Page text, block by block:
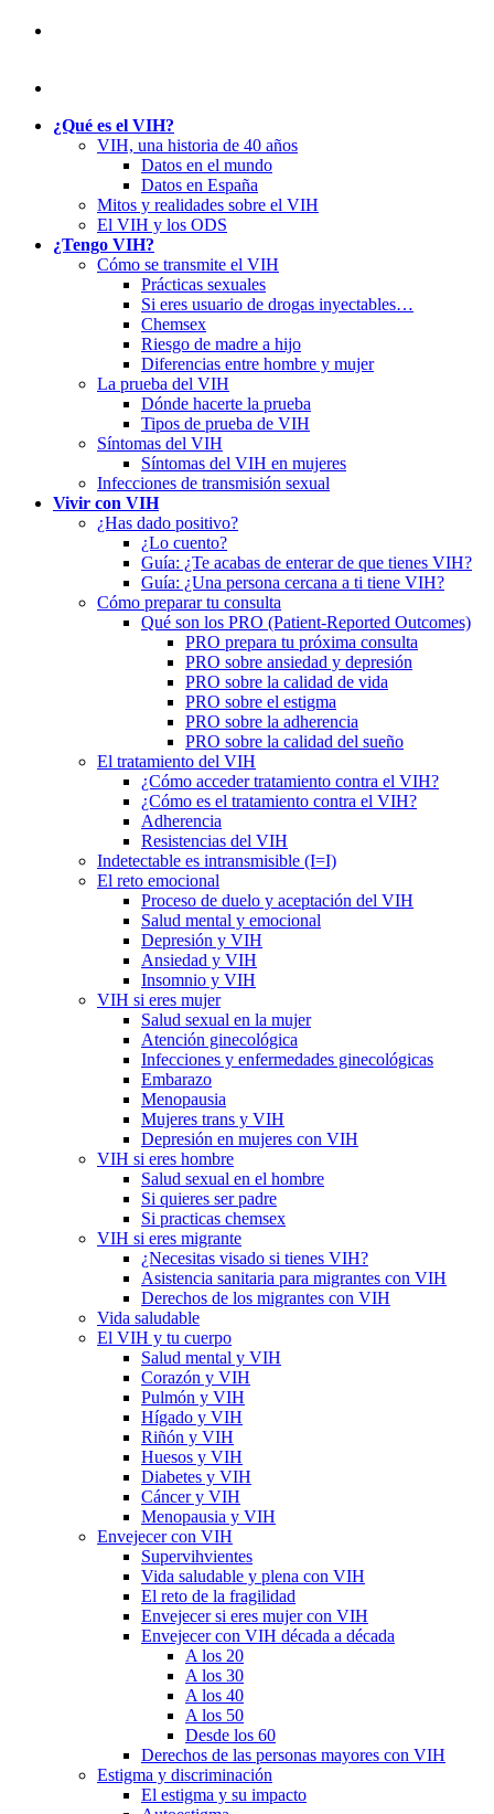
¿Qué es el VIH?
VIH, una historia de 40 años
Datos en el mundo
Datos en España
Mitos y realidades sobre el VIH
El VIH y los ODS
¿Tengo VIH?
Cómo se transmite el VIH
Prácticas sexuales
Si eres usuario de drogas inyectables…
Chemsex
Riesgo de madre a hijo
Diferencias entre hombre y mujer
La prueba del VIH
Dónde hacerte la prueba
Tipos de prueba de VIH
Síntomas del VIH
Síntomas del VIH en mujeres
Infecciones de transmisión sexual
Vivir con VIH
¿Has dado positivo?
¿Lo cuento?
Guía: ¿Te acabas de enterar de que tienes VIH?
Guía: ¿Una persona cercana a ti tiene VIH?
Cómo preparar tu consulta
Qué son los PRO (Patient-Reported Outcomes)
PRO prepara tu próxima consulta
PRO sobre ansiedad y depresión
PRO sobre la calidad de vida
PRO sobre el estigma
PRO sobre la adherencia
PRO sobre la calidad del sueño
El tratamiento del VIH
¿Cómo acceder tratamiento contra el VIH?
¿Cómo es el tratamiento contra el VIH?
Adherencia
Resistencias del VIH
Indetectable es intransmisible (I=I)
El reto emocional
Proceso de duelo y aceptación del VIH
Salud mental y emocional
Depresión y VIH
Ansiedad y VIH
Insomnio y VIH
VIH si eres mujer
Salud sexual en la mujer
Atención ginecológica
Infecciones y enfermedades ginecológicas
Embarazo
Menopausia
Mujeres trans y VIH
Depresión en mujeres con VIH
VIH si eres hombre
Salud sexual en el hombre
Si quieres ser padre
Si practicas chemsex
VIH si eres migrante
¿Necesitas visado si tienes VIH?
Asistencia sanitaria para migrantes con VIH
Derechos de los migrantes con VIH
Vida saludable
El VIH y tu cuerpo
Salud mental y VIH
Corazón y VIH
Pulmón y VIH
Hígado y VIH
Riñón y VIH
Huesos y VIH
Diabetes y VIH
Cáncer y VIH
Menopausia y VIH
Envejecer con VIH
Supervihvientes
Vida saludable y plena con VIH
El reto de la fragilidad
Envejecer si eres mujer con VIH
Envejecer con VIH década a década
A los 20
A los 30
A los 40
A los 50
Desde los 60
Derechos de las personas mayores con VIH
Estigma y discriminación
El estigma y su impacto